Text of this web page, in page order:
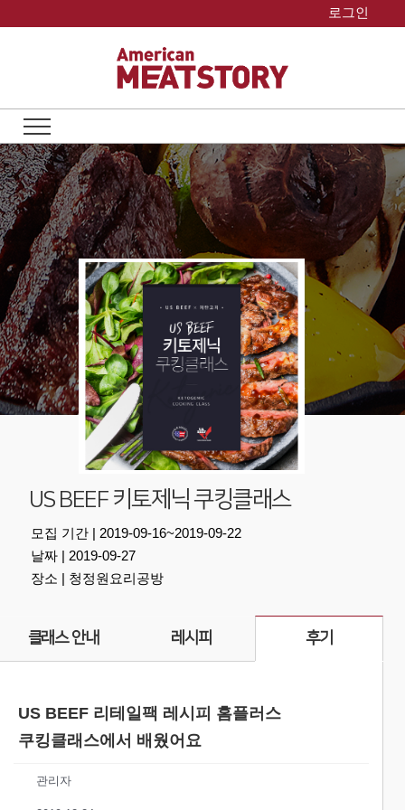
로그인
US BEEF 키토제닉 쿠킹클래스
모집 기간 | 2019-09-16~2019-09-22
날짜 | 2019-09-27
장소 | 청정원요리공방
클래스 안내 레시피 후기
US BEEF 리테일팩 레시피 홈플러스
쿠킹클래스에서 배웠어요
관리자